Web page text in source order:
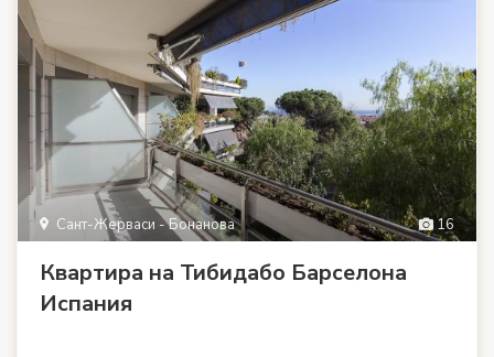
16
Сант-Жерваси - Бонанова
Квартира на Тибидабо Барселона
Испания